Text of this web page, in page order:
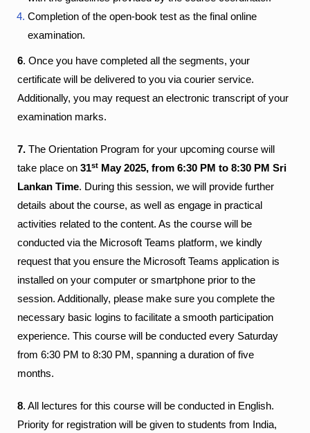
Completion of the open-book test as the final online
examination.
6. Once you have completed all the segments, your
certificate will be delivered to you via courier service.
Additionally, you may request an electronic transcript of your
examination marks.
7. The Orientation Program for your upcoming course will
take place on 31st May 2025, from 6:30 PM to 8:30 PM Sri
Lankan Time. During this session, we will provide further
details about the course, as well as engage in practical
activities related to the content. As the course will be
conducted via the Microsoft Teams platform, we kindly
request that you ensure the Microsoft Teams application is
installed on your computer or smartphone prior to the
session. Additionally, please make sure you complete the
necessary basic logins to facilitate a smooth participation
experience. This course will be conducted every Saturday
from 6:30 PM to 8:30 PM, spanning a duration of five
months.
8. All lectures for this course will be conducted in English.
Priority for registration will be given to students from India,